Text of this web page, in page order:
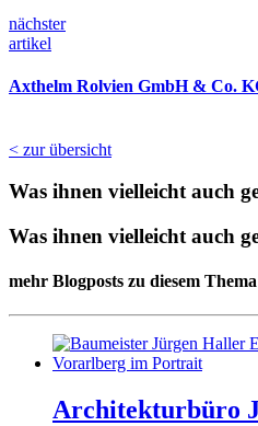
nächster
artikel
Axthelm Rolvien GmbH & Co.
< zur übersicht
Was ihnen vielleicht auch
Was ihnen vielleicht auch
mehr Blogposts zu diesem
Architekturbüro